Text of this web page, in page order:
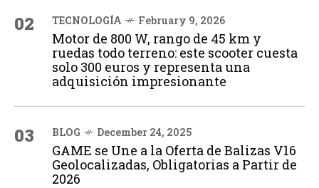
02 TECNOLOGÍA February 9, 2026
Motor de 800 W, rango de 45 km y
ruedas todo terreno: este scooter cuesta
solo 300 euros y representa una
adquisición impresionante
03 BLOG December 24, 2025
GAME se Une a la Oferta de Balizas V16
Geolocalizadas, Obligatorias a Partir de
2026